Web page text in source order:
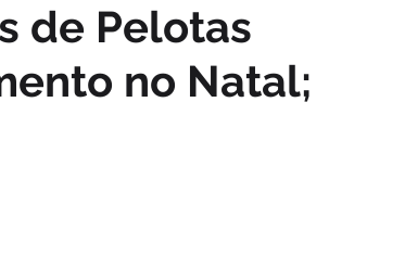
de Pelotas
no Natal;